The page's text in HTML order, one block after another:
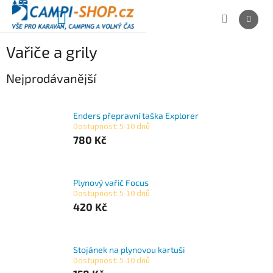
Přejít
obsah
NÁKUPNÍ
Vařiče a grily
Nejprodávanější
Enders přepravní taška Explorer
Dostupnost: 5-10 dnů
780 Kč
Plynový vařič Focus
Dostupnost: 5-10 dnů
420 Kč
Stojánek na plynovou kartuši
Dostupnost: 5-10 dnů